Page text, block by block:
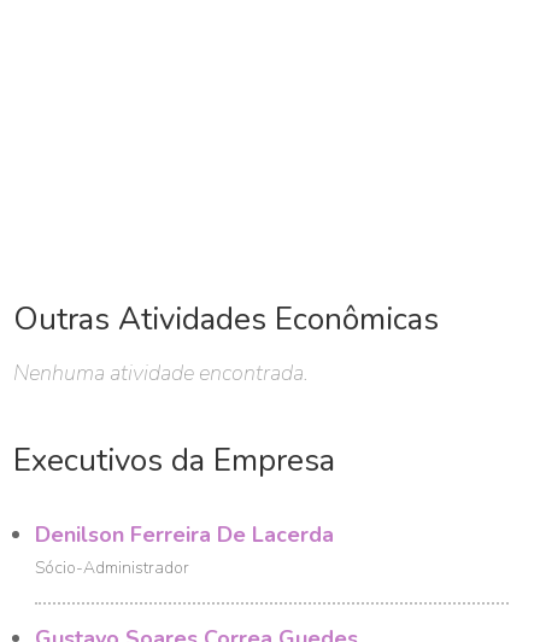
Outras Atividades Econômicas
Nenhuma atividade encontrada.
Executivos da Empresa
Denilson Ferreira De Lacerda
Sócio-Administrador